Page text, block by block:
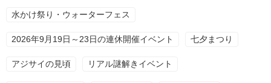
水かけ祭り・ウォーターフェス
2026年9月19日～23日の連休開催イベント 七夕まつり
アジサイの見頃 リアル謎解きイベント